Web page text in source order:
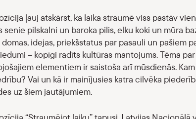
ļauj atskārst, ka laika straumē viss pastāv
senie pilskalni un baroka pilis, elku koki un mūra
domas, idejas, priekšstatus par pasauli un pašiem
– kopīgi radīts kultūras mantojums. Tēma
elementiem ir saistoša arī mūsdienās.
Vai un kā ir mainījusies katra cilvēka
uz šiem jautājumiem.